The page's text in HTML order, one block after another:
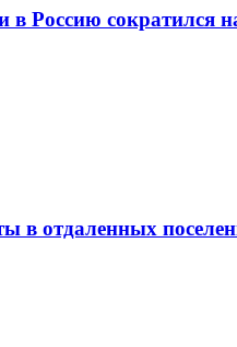
Россию сократился
в отдаленных